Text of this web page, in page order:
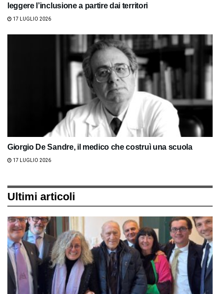
leggere l’inclusione a partire dai territori
17 LUGLIO 2026
Giorgio De Sandre, il medico che costruì una scuola
17 LUGLIO 2026
Ultimi articoli